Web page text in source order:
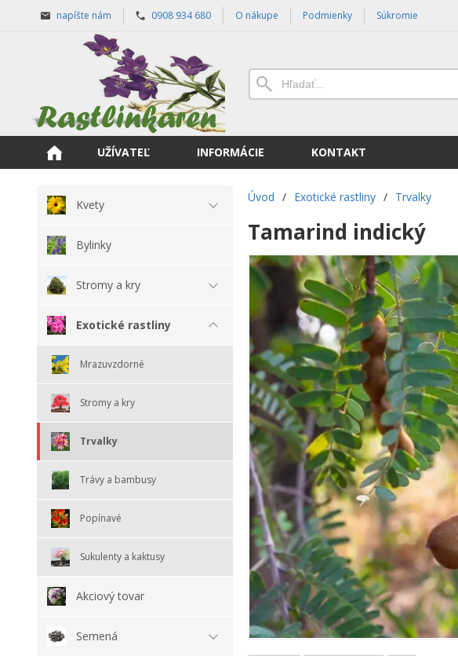
napíšte nám 0908 934 680 O nákupe Podmienky Súkromie
UŽÍVATEĽ INFORMÁCIE KONTAKT
Kvety
Bylinky
Stromy a kry
Exotické rastliny
Mrazuvzdorné
Stromy a kry
Trvalky
Trávy a bambusy
Popínavé
Sukulenty a kaktusy
Akciový tovar
Semená
Úvod / Exotické rastliny / Trvalky
Tamarind indický